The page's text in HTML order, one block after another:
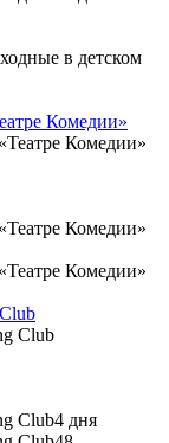
Комедии»
4 дня